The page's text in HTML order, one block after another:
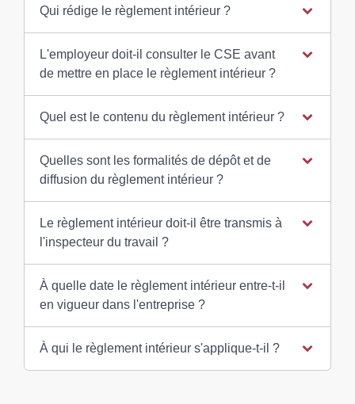
Qui rédige le règlement intérieur ?
L'employeur doit-il consulter le CSE avant
de mettre en place le règlement intérieur ?
Quel est le contenu du règlement intérieur ?
Quelles sont les formalités de dépôt et de
diffusion du règlement intérieur ?
Le règlement intérieur doit-il être transmis à
l'inspecteur du travail ?
À quelle date le règlement intérieur entre-t-il
en vigueur dans l'entreprise ?
À qui le règlement intérieur s'applique-t-il ?